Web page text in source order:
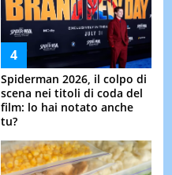
Spiderman 2026, il colpo di
scena nei titoli di coda del
film: lo hai notato anche
tu?